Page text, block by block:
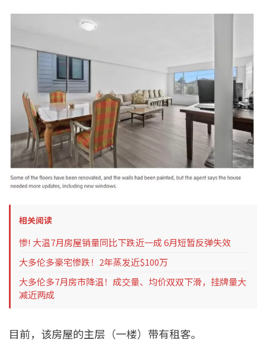
相关阅读
惨! 大温7月房屋销量同比下跌近一成 6月短暂反弹失效
大多伦多豪宅惨跌！2年蒸发近$100万
大多伦多7月房市降温！成交量、均价双双下滑，挂牌量大
减近两成
目前，该房屋的主层（一楼）带有租客。